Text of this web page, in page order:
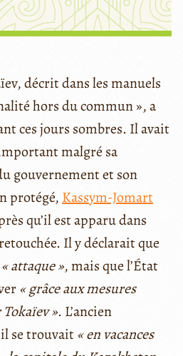
décrit dans les manuels
hors du commun », a
ces jours sombres. Il avait
malgré sa
gouvernement et son
protégé, Kassym-Jomart
qu’il est apparu dans
Il y déclarait que
« attaque », mais que l’État
« grâce aux mesures
». L’ancien
se trouvait« en vacances